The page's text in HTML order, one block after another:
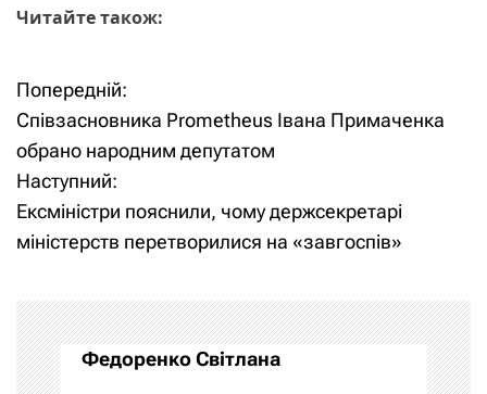
Читайте також:
Н
а
в
і
а
ц
Попередній:
Співзасновника Prometheus Івана Примаченка
обрано народним депутатом
Наступний:
Ексміністри пояснили, чому держсекретарі
міністерств перетворилися на «завгоспів»
Федоренко Світлана